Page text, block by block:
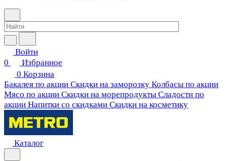
Войти
0
Избранное
0 Корзина
Бакалея по акции Скидки на заморозку Колбасы по акции
Мясо по акции Скидки на морепродукты Сладости по
акции Напитки со скидками Скидки на косметику
Каталог